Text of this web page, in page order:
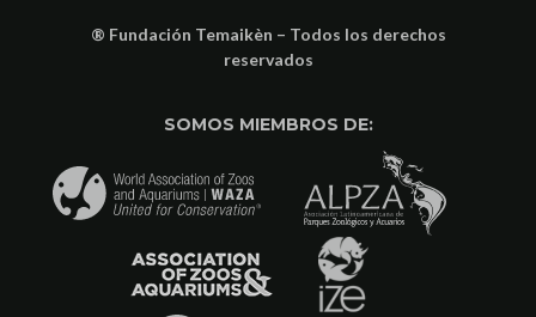
® Fundación Temaikèn – Todos los derechos
reservados
SOMOS MIEMBROS DE: